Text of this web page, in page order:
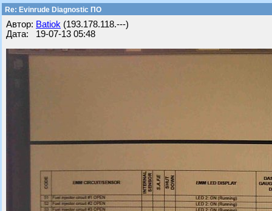
Re: Evinrude Diagnostic ПО
Автор: Batiok (193.178.118.---)
Дата: 19-07-13 05:48